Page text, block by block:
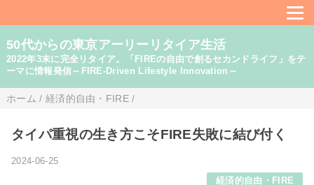
50代からの東京アーリーリタイア生活
2022年3末に完全リタイア。「FIREの自由で創るセカンドライフ」をテ
ーマに情報発信～FIRE-Driven Lifestyle Innovation～
ホーム / 経済的自由・FIRE /
タイパ重視の生き方こそFIRE失敗に結び付く
2024-06-25
経済的自由・FIRE